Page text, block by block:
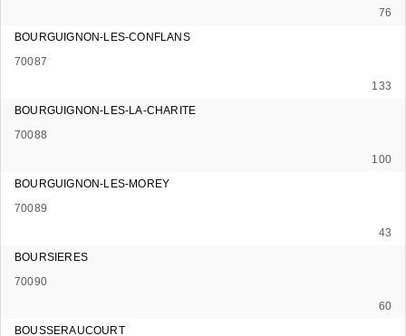
76
BOURGUIGNON-LES-CONFLANS
70087
133
BOURGUIGNON-LES-LA-CHARITE
70088
100
BOURGUIGNON-LES-MOREY
70089
43
BOURSIERES
70090
60
BOUSSERAUCOURT